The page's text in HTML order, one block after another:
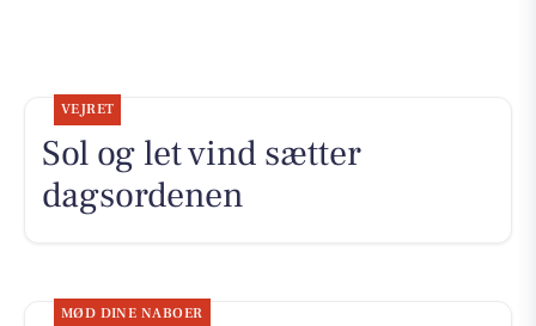
VEJRET
Sol og let vind sætter
dagsordenen
MØD DINE NABOER